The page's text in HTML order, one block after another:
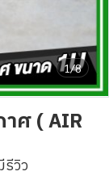
1/8
าศ ( AIR
วิว